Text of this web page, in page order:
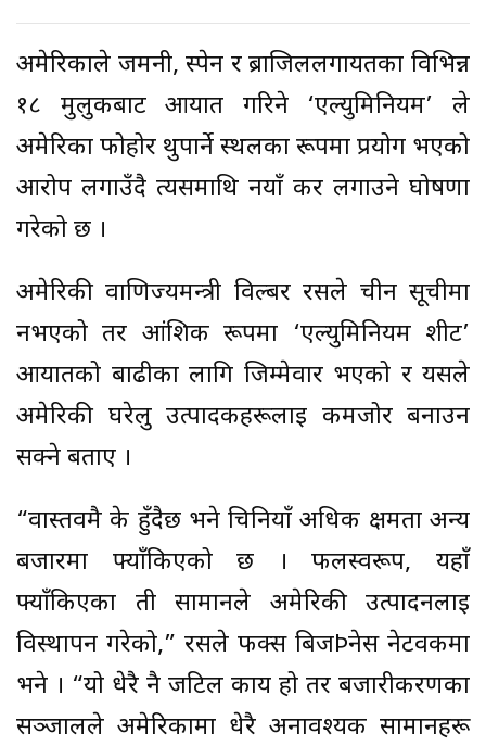
अमेरिकाले जर्मनी, स्पेन र ब्राजिललगायतका विभिन्न
१८ मुलुकबाट आयात गरिने ‘एल्युमिनियम’ ले
अमेरिका फोहोर थुपार्ने स्थलका रूपमा प्रयोग भएको
आरोप लगाउँदै त्यसमाथि नयाँ कर लगाउने घोषणा
गरेको छ ।
अमेरिकी वाणिज्यमन्त्री विल्बर रसले चीन सूचीमा
नभएको तर आंशिक रूपमा ‘एल्युमिनियम शीट’
आयातको बाढीका लागि जिम्मेवार भएको र यसले
अमेरिकी घरेलु उत्पादकहरूलाई कमजोर बनाउन
सक्ने बताए ।
“वास्तवमै के हुँदैछ भने चिनियाँ अधिक क्षमता अन्य
बजारमा फ्याँकिएको छ । फलस्वरूप, यहाँ
फ्याँकिएका ती सामानले अमेरिकी उत्पादनलाई
विस्थापन गरेको,” रसले फक्स बिजÞनेस नेटवर्कमा
भने । “यो धेरै नै जटिल कार्य हो तर बजारीकरणका
सञ्जालले अमेरिकामा धेरै अनावश्यक सामानहरू